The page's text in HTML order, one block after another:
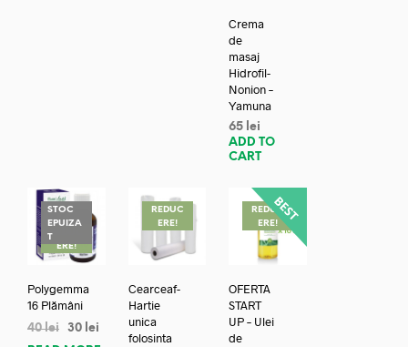
Crema
de
masaj
Hidrofil-
Nonion –
Yamuna
65 lei
ADD TO
CART
STOC
EPUIZA
TREDUC
ERE!
Polygemma
16 Plămâni
40lei 30 lei
REDUC
ERE!
Cearceaf-
Hartie
unica
folosinta
REDUC
ERE!
OFERTA
START
UP – Ulei
de